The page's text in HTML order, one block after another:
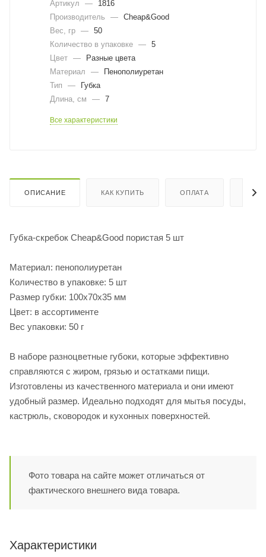
Артикул —
1816
Производитель
— Cheap&Good
Вес, гр — 50
Количество в упаковке — 5
Цвет —
Разные цвета
Материал
—
Пенополиуретан
Тип
—
Губка
Длина, cм
— 7
Все характеристики
ОПИСАНИЕ КАК КУПИТЬ ОПЛАТА
Губка-скребок Cheap&Good пористая 5 шт
Материал: пенополиуретан
Количество в упаковке: 5 шт
Размер губки: 100х70х35 мм
Цвет: в ассортименте
Вес упаковки: 50 г
В наборе разноцветные губоки, которые эффективно
справляются с жиром, грязью и остатками пищи.
Изготовлены из качественного материала и они имеют
удобный размер. Идеально подходят для мытья посуды,
кастрюль, сковородок и кухонных поверхностей.
Фото товара на сайте может отличаться от
фактического внешнего вида товара.
Характеристики